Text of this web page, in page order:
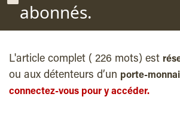
abonnés.
L'article complet ( 226 mots) est
ou aux détenteurs d’un porte-
connectez-vous pour y accéder.